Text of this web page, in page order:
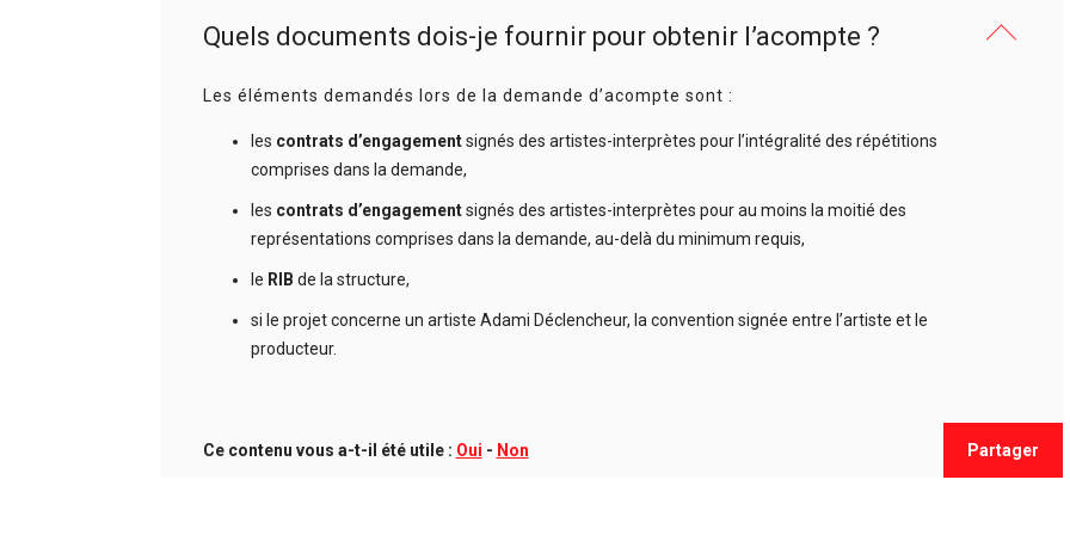
Quels documents dois-je fournir pour obtenir l’acompte ?
Les éléments demandés lors de la demande d’acompte sont :
les contrats d’engagementsignés des artistes-interprètes pour l’intégralité des répétitions
comprises dans la demande,
les contrats d’engagementsignés des artistes-interprètes pour au moins la moitié des
représentations comprises dans la demande, au-delà du minimum requis,
le RIB de la structure,
si le projet concerne un artiste Adami Déclencheur, la convention signée entre l’artiste et le
producteur.
Ce contenu vous a-t-il été utile : Oui - Non Partager